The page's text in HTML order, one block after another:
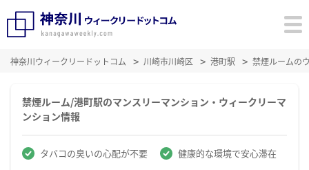
神奈川ウィークリードットコム 川崎市川崎区 港町駅 禁煙ルームの
禁煙ルーム/港町駅のマンスリーマンション・ウィークリーマ
ンション情報
タバコの臭いの心配が不要 健康的な環境で安心滞在